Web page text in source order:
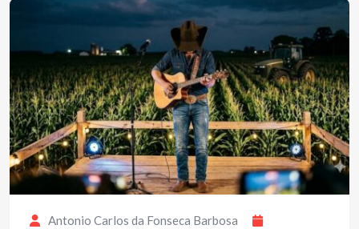
Antonio Carlos da Fonseca Barbosa